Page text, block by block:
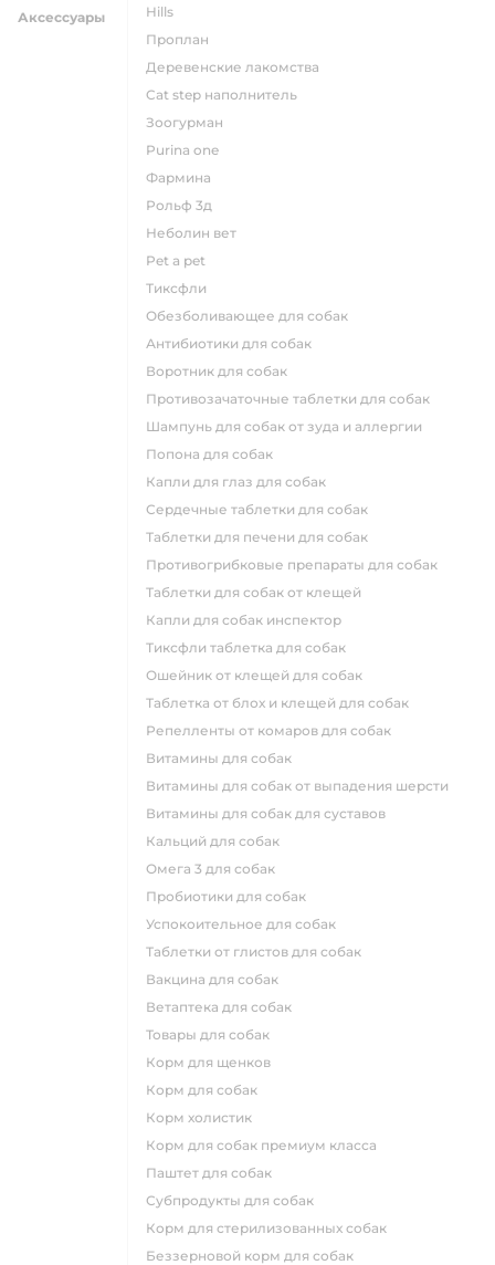
Аксессуары
hills
проплан
деревенские лакомства
cat step наполнитель
зоогурман
purina one
фармина
рольф 3д
неболин вет
pet a pet
тиксфли
обезболивающее для собак
антибиотики для собак
воротник для собак
противозачаточные таблетки для собак
шампунь для собак от зуда и аллергии
попона для собак
капли для глаз для собак
сердечные таблетки для собак
таблетки для печени для собак
противогрибковые препараты для собак
таблетки для собак от клещей
капли для собак инспектор
тиксфли таблетка для собак
ошейник от клещей для собак
таблетка от блох и клещей для собак
репелленты от комаров для собак
витамины для собак
витамины для собак от выпадения шерсти
витамины для собак для суставов
кальций для собак
омега 3 для собак
пробиотики для собак
успокоительное для собак
таблетки от глистов для собак
вакцина для собак
ветаптека для собак
товары для собак
корм для щенков
корм для собак
корм холистик
корм для собак премиум класса
паштет для собак
субпродукты для собак
корм для стерилизованных собак
беззерновой корм для собак